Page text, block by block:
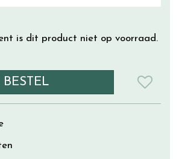
is dit product niet op voorraad.